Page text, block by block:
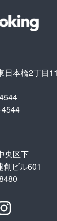
日本橋2丁目
央区下
創ビル601